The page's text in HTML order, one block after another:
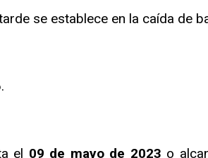
se establece en la caída de
el 09 de mayo de 2023 o